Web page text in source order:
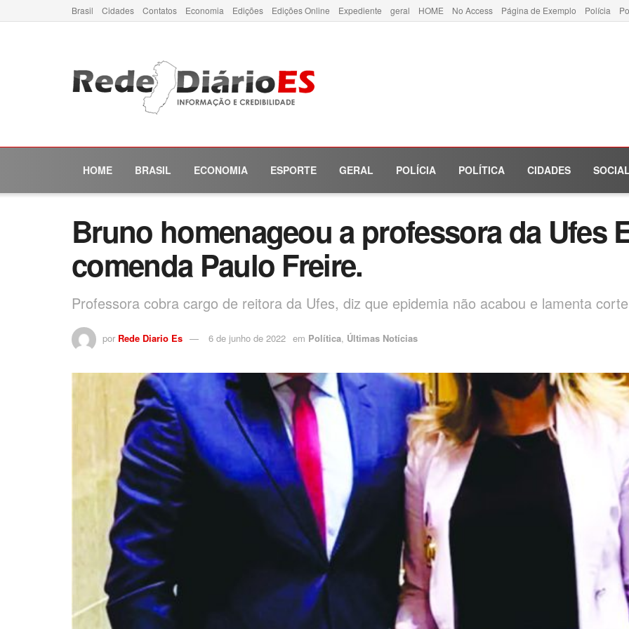
Brasil Cidades Contatos Economia Edições Edições Online Expediente geral HOME No Access Página de Exemplo Polícia
HOME BRASIL ECONOMIA ESPORTE GERAL POLÍCIA POLÍTICA CIDADES
Bruno homenageou a professora da Ufes
comenda Paulo Freire.
Professora cobra cargo de reitora da Ufes, diz que epidemia não acabou e lamenta
por Rede Diario Es 6 de junho de 2022 em Política, Últimas Notícias